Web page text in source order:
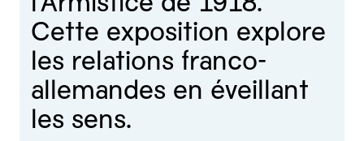
Cette exposition explore
les relations franco-
allemandes en éveillant
les sens.